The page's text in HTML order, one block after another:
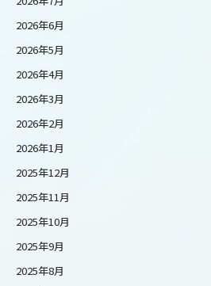
2026年6月
2026年5月
2026年4月
2026年3月
2026年2月
2026年1月
2025年12月
2025年11月
2025年10月
2025年9月
2025年8月